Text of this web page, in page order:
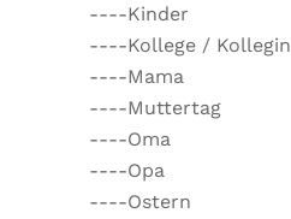
----Kinder
----Kollege / Kollegin
----Mama
----Muttertag
----Oma
----Opa
----Ostern